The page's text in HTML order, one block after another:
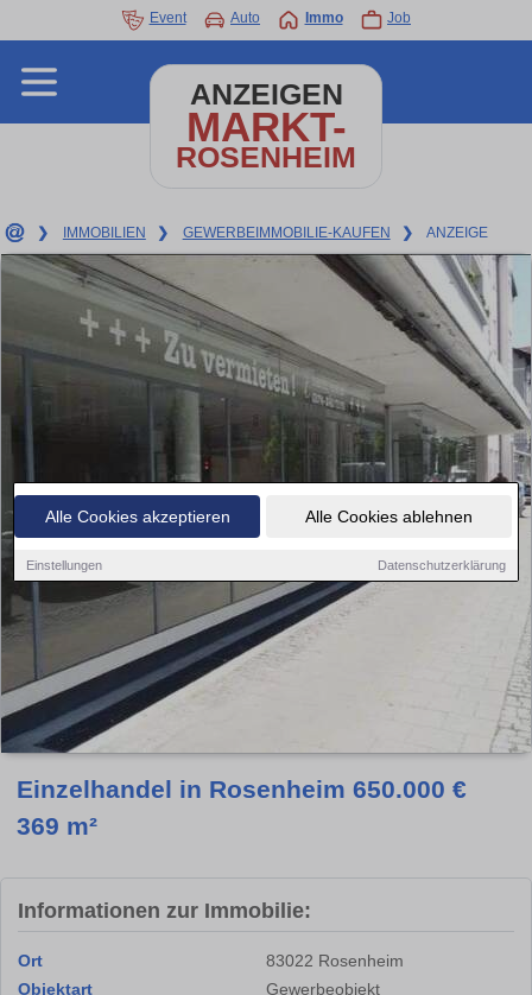
Alle Cookies akzeptieren Alle Cookies ablehnen
Einstellungen Datenschutzerklärung
Event Auto Immo Job
ANZEIGEN
MARKT-
ROSENHEIM
❯ IMMOBILIEN ❯ GEWERBEIMMOBILIE-KAUFEN ❯ ANZEIGE
Einzelhandel in Rosenheim 650.000 €
369 m²
Informationen zur Immobilie:
Ort
83022 Rosenheim
Objektart
Gewerbeobjekt